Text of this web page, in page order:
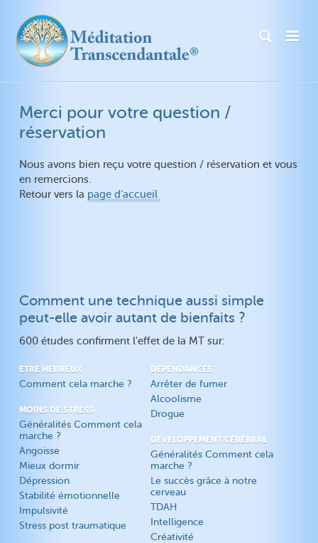
Merci pour votre question /
réservation
Nous avons bien reçu votre question / réservation et vous
en remercions.
Retour vers la page d’accueil
Comment une technique aussi simple
peut-elle avoir autant de bienfaits ?
600 études confirment l'effet de la MT sur:
ETRE HEUREUX
Comment cela marche ?
MOINS DE STRESS
Généralités Comment cela
marche ?
Angoisse
Mieux dormir
Dépression
Stabilité émotionnelle
Impulsivité
Stress post traumatique
DÉPENDANCES
Arrêter de fumer
Alcoolisme
Drogue
DÉVELOPPEMENT CÉRÉBRAL
Généralités Comment cela
marche ?
Le succès grâce à notre
cerveau
TDAH
Intelligence
Créativité